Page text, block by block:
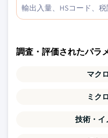
輸出入量、HSコード、
調査・評価されたパラ
マク
ミク
技術・イ